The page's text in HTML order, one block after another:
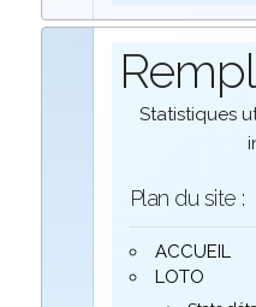
Statistiques
Plan du site :
ACCUEIL
LOTO